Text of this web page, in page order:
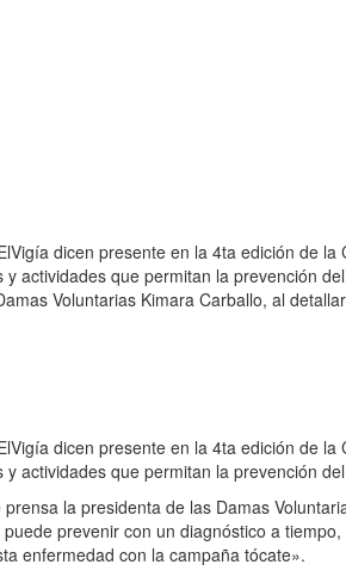
dicen presente en la 4ta edición de
y actividades que permitan la prevención
Voluntarias Kimara Carballo, al
dicen presente en la 4ta edición de
actividades que permitan la prevención
la presidenta de las Damas
prevenir con un diagnóstico a
enfermedad con la campaña tócate».